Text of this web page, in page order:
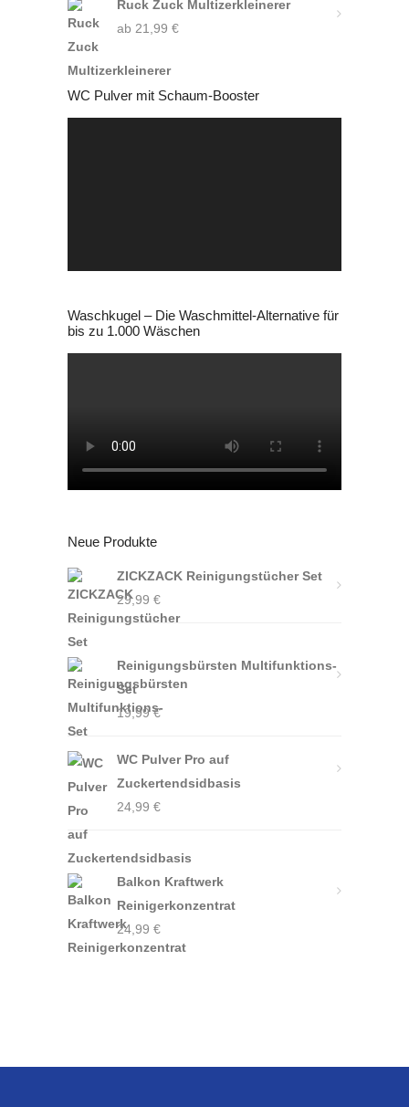
Ruck Zuck Multizerkleinerer
ab 21,99 €
WC Pulver mit Schaum-Booster
Waschkugel – Die Waschmittel-Alternative für
bis zu 1.000 Wäschen
Neue Produkte
ZICKZACK Reinigungstücher Set
29,99 €
Reinigungsbürsten Multifunktions-
Set
19,99€
WC Pulver Pro auf
Zuckertendsidbasis
24,99 €
Balkon Kraftwerk
Reinigerkonzentrat
24,99 €